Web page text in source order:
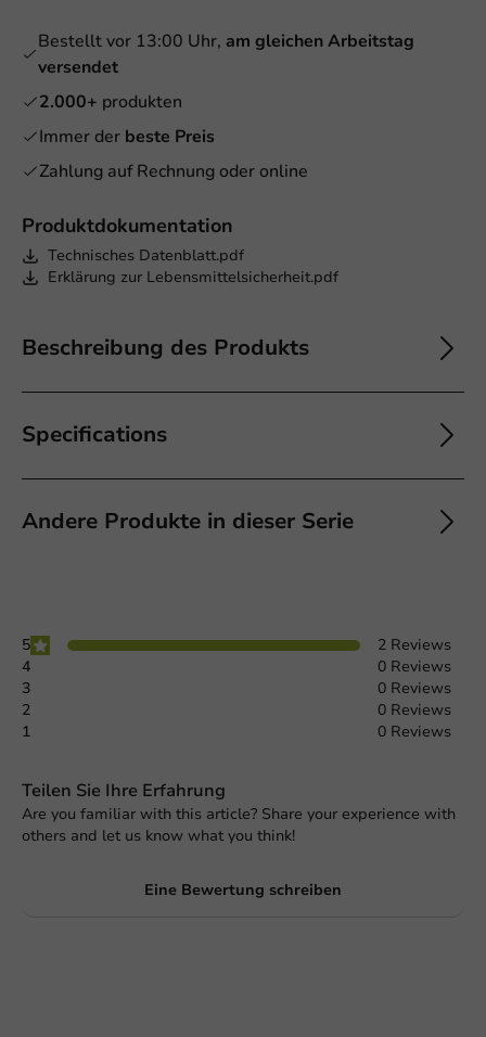
Produktdokumentation
Technisches Datenblatt.pdf
Erklärung zur Lebensmittelsicherheit.pdf
Beschreibung des Produkts
Specifications
Andere Produkte in dieser Serie
Bestellt vor 13:00 Uhr, am gleichen Arbeitstag
versendet
2.000+ produkten
Immer der beste Preis
Zahlung auf Rechnung oder online
5
2 Reviews
4
0 Reviews
3
0 Reviews
2
0 Reviews
1
0 Reviews
Teilen Sie Ihre Erfahrung
Are you familiar with this article? Share your experience with
others and let us know what you think!
Eine Bewertung schreiben